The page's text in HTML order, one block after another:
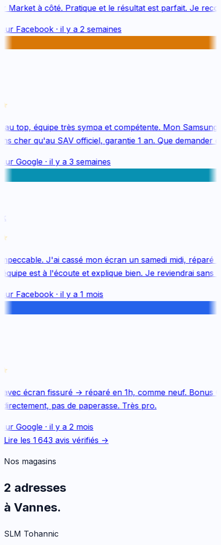
à côté. Pratique et le résultat est parfait. Je
Facebook· il y a 2 semaines
top, équipe très sympa et compétente. Mon Samsung
cher qu'au SAV officiel, garantie 1 an. Que demander de
Google· il y a 3 semaines
J'ai cassé mon écran un samedi midi, réparé le
est à l'écoute et explique bien. Je reviendrai sans
Facebook· il y a 1 mois
écran fissuré → réparé en 1h, comme neuf. Bonus
pas de paperasse. Très pro.
Google· il y a 2 mois
Lire les 1 643 avis vérifiés →
Nos magasins
2 adresses
à Vannes.
SLM Tohannic